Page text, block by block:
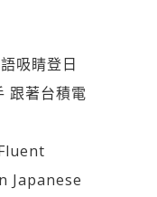
吸睛登日
跟著台積電
Japanese